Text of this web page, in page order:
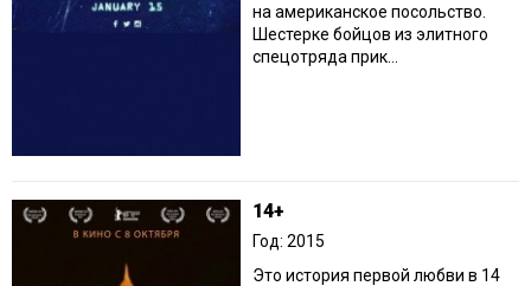
на американское посольство.
Шестерке бойцов из элитного
спецотряда прик...
14+
Год: 2015
Это история первой любви в 14